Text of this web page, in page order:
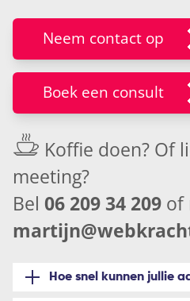
Neem contact op
Boek een consult
Koffie doen? Of
meeting?
Bel 06 209 34 209 of
Hoe snel kunnen jullie